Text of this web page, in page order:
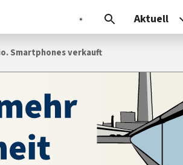
Aktuell
Smartphones verkauft